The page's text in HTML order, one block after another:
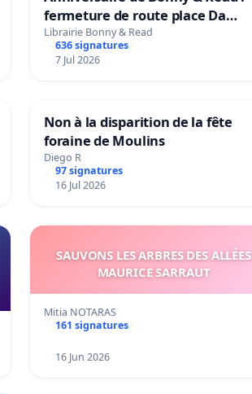
fermeture de route place Da
Maya M
Librairie Bonny & Read
636 signatures
7 Jul 2026
Non à la disparition de la fête
foraine de Moulins
Diego R
97 signatures
16 Jul 2026
SAUVONS LES ARBRES DES ALLÉES
MAURICE SARRAUT
Mitia NOTARAS
161 signatures
16 Jun 2026